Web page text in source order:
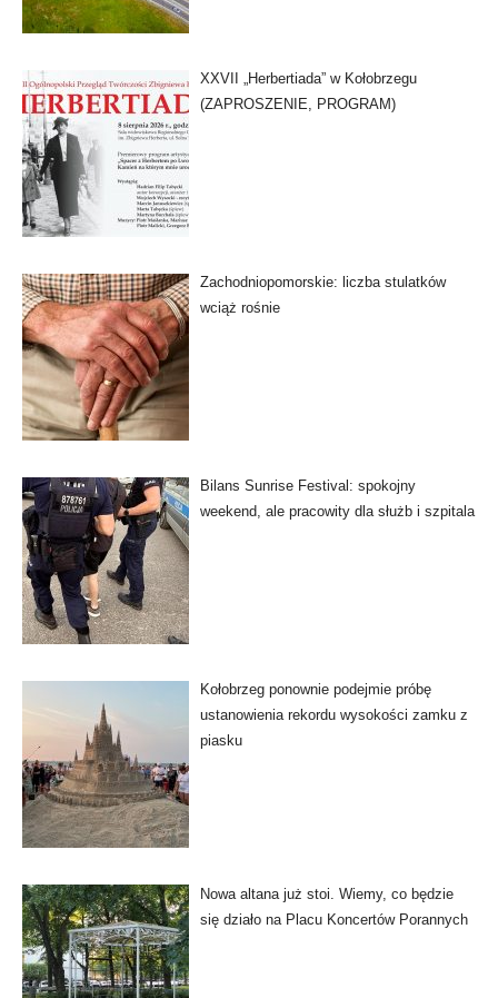
XXVII „Herbertiada” w Kołobrzegu
(ZAPROSZENIE, PROGRAM)
Zachodniopomorskie: liczba stulatków
wciąż rośnie
Bilans Sunrise Festival: spokojny
weekend, ale pracowity dla służb i szpitala
Kołobrzeg ponownie podejmie próbę
ustanowienia rekordu wysokości zamku z
piasku
Nowa altana już stoi. Wiemy, co będzie
się działo na Placu Koncertów Porannych